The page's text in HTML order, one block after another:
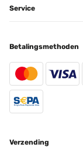
Service
Betalingsmethoden
Verzending